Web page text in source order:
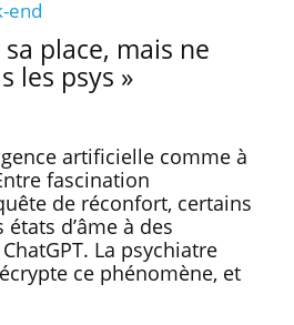
end
place, mais ne
les psys »
artificielle comme à
fascination
de réconfort, certains
d’âme à des
La psychiatre
ce phénomène, et